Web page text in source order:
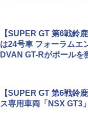
【SUPER GT 第6戦鈴
は24号車 フォーラムエ
DVAN GT-Rがポールを
【SUPER GT 第6戦鈴
ス専用車両「NSX GT3